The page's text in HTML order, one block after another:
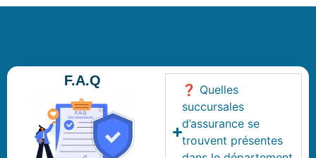
F.A.Q
❓ Quelles
succursales
d’assurance se
trouvent présentes